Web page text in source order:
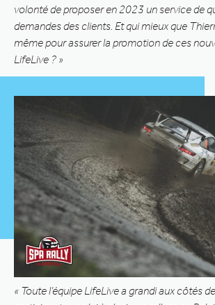
volonté de proposer en 2023 un service de
demandes des clients. Et qui mieux que
même pour assurer la promotion de ces
LifeLive ? »
« Toute l’équipe LifeLive a grandi aux côtés